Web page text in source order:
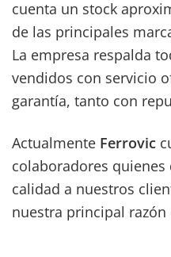
cuenta un stock
de las principales
La empresa respalda
vendidos con servicio
garantía, tanto con
Actualmente Ferrovic
colaboradores
calidad a nuestros
nuestra principal